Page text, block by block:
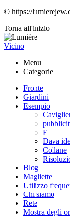
© https://
Torna all'inizio
Vicino
Menu
Categorie
Fronte
Giardini
Esempio
E
Dava
Collane
Blog
Magliette
Utilizzo
Chi siamo
Rete
Mostra degli